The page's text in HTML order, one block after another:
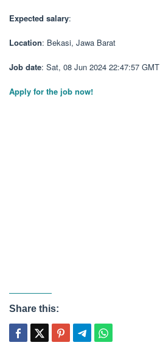
Expected salary:
Location: Bekasi, Jawa Barat
Job date: Sat, 08 Jun 2024 22:47:57 GMT
Apply for the job now!
Share this: